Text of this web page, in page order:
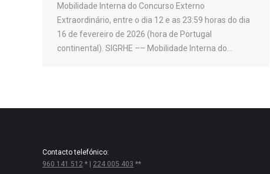
Mobilidade Interna do Concurso Externo
Extraordinário, entre o dia 12 e as 23:59 horas do dia
16 de fevereiro de 2026 (hora de Portugal
continental). SIGRHE –– Mobilidade Interna do…
Contacto telefónico:
960 141 512 * | 224 005 403 **